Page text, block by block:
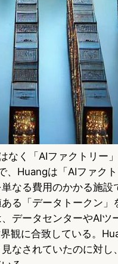
なく「AIファクトリー
、Huangは「AIファク
なる費用のかかる施設
る「データトークン」
データセンターやAIツ
観に合致している。
なされていたのに対し